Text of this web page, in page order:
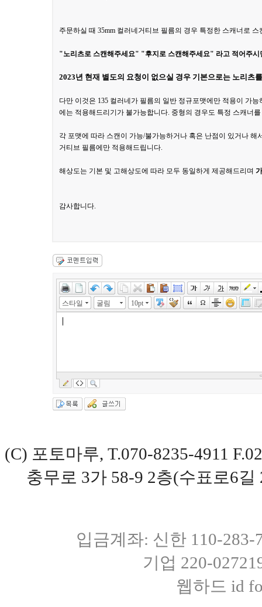
주문하실 때 35mm 컬러네거티브 필름의 경우 특정한 스캐너로
"노리츠로 스캔해주세요" "후지로 스캔해주세요" 라고 적어주시
2023년 현재 별도의 요청이 없으실 경우 기본으로는 노리츠
다만 이것은 135 컬러네가 필름의 일반 정규포맷에만 적용이 가
에는 적용해드리기가 불가능합니다. 중형의 경우도 특정 스캐너
각 포맷에 따라 스캔이 가능/불가능하거나 혹은 난점이 있거나
거티브 필름에만 적용해드립니다.
해상도는 기본 및 고해상도에 따라 모두 동일하게 제공해드리며
감사합니다.
스타일 굴림 10pt
(C) 포토마루, T.070-8235-4911
충무로 3가 58-9 2층(수표로6
입금계좌: 신한 110-
기업 220-
웹하드 id